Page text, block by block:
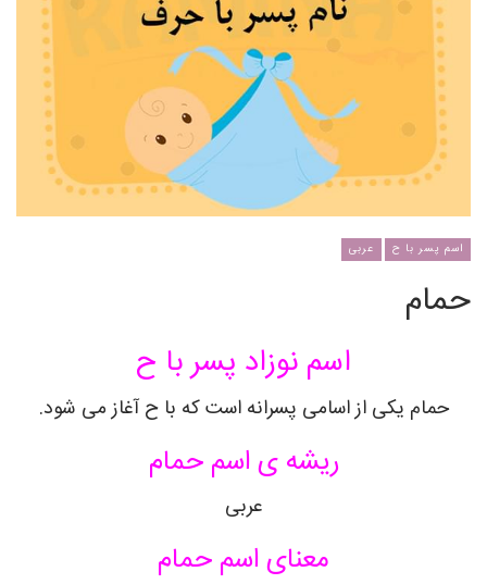
اسم پسر با ح عربی
حمام
اسم نوزاد پسر با ح
حمام یکی از اسامی پسرانه است که با ح آغاز می شود.
ریشه ی اسمحمام
عربی
معنای اسمحمام